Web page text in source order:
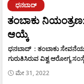
ಧನಬಾದ್
ತಂಬಾಕು
ಆಯ್ಕೆ
ಧನಬಾದ್ : ತಂಬಾಕು
ಗುರುತಿಸಿರುವ ವಿಶ್ವ ಆರೋಗ್ಯ
ಮೇ 31, 2022